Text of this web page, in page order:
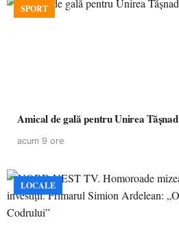
SPORT
Amical de gală pentru Unirea Tășnad
acum 9 ore
LOCALE